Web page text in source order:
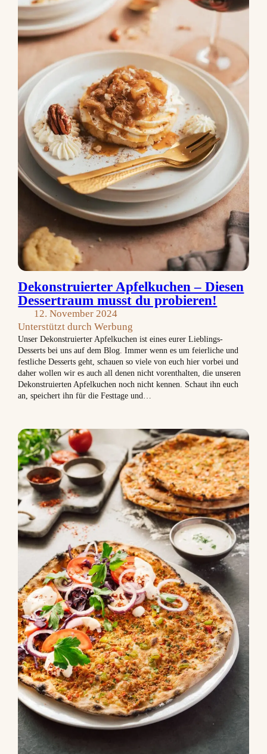
Dekonstruierter Apfelkuchen – Diesen
Dessertraum musst du probieren!
12. November 2024
Unterstützt durch Werbung
Unser Dekonstruierter Apfelkuchen ist eines eurer Lieblings-
Desserts bei uns auf dem Blog. Immer wenn es um feierliche und
festliche Desserts geht, schauen so viele von euch hier vorbei und
daher wollen wir es auch all denen nicht vorenthalten, die unseren
Dekonstruierten Apfelkuchen noch nicht kennen. Schaut ihn euch
an, speichert ihn für die Festtage und…